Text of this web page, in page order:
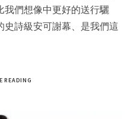
我們想像中更好的送行驪
詩級安可謝幕、是我們這
READING